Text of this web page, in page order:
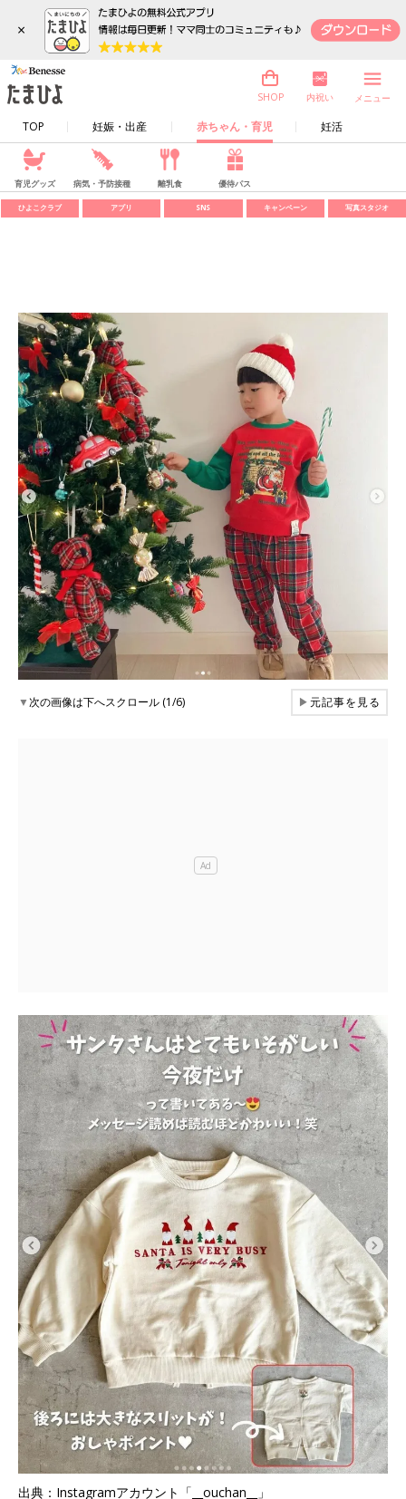
×
TOP 妊娠・出産 赤ちゃん・育児 妊活
SHOP 内祝い メニュー
育児グッズ 病気・予防接種 離乳食 優待パス
ひよこクラブ アプリ SNS キャンペーン 写真スタジオ
▼次の画像は下へスクロール (1/6) ▶元記事を見る
出典：Instagramアカウント「__ouchan__」